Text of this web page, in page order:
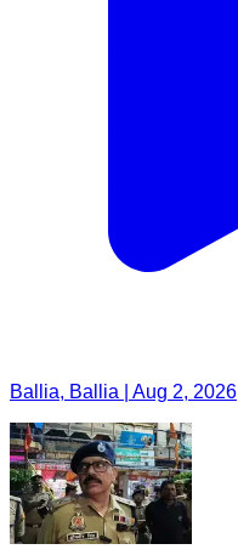
Ballia, Ballia | Aug 2, 2026